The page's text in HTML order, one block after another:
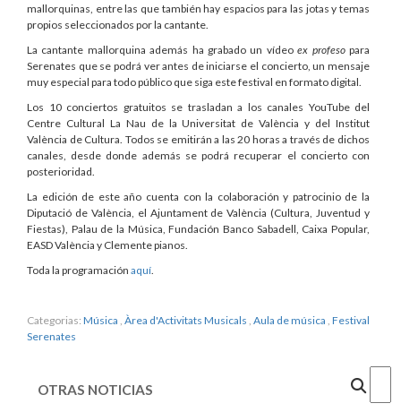
mallorquinas, entre las que también hay espacios para las jotas y temas
propios seleccionados por la cantante.
La cantante mallorquina además ha grabado un vídeoex profesopara
Serenates que se podrá ver antes de iniciarse el concierto, un mensaje
muy especial para todo público que siga este festival en formato digital.
Los 10 conciertos gratuitos se trasladan a los canales YouTube del
Centre Cultural La Nau de la Universitat de València y del Institut
València de Cultura. Todos se emitirán a las 20 horas a través de dichos
canales, desde donde además se podrá recuperar el concierto con
posterioridad.
La edición de este año cuenta con la colaboración y patrocinio de la
Diputació de València, el Ajuntament de València (Cultura, Juventud y
Fiestas), Palau de la Música, Fundación Banco Sabadell, Caixa Popular,
EASD València y Clemente pianos.
Toda la programación aquí.
Categorias: Música , Àrea d'Activitats Musicals , Aula de música , Festival
Serenates
OTRAS NOTICIAS